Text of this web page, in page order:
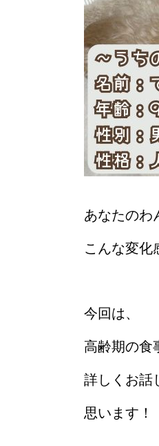
あなたのわ
こんな変化
今回は、
高齢期の食
詳しくお話
思います！